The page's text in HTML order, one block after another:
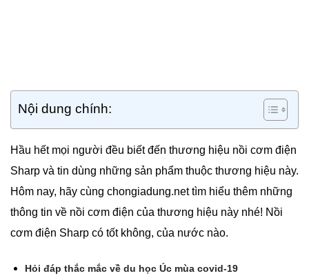
Nội dung chính:
Hầu hết mọi người đều biết đến thương hiệu nồi cơm điện
Sharp và tin dùng những sản phẩm thuộc thương hiệu này.
Hôm nay, hãy cùng chongiadung.net tìm hiểu thêm những
thông tin về nồi cơm điện của thương hiệu này nhé! Nồi
cơm điện Sharp có tốt không, của nước nào.
Hỏi đáp thắc mắc về du học Úc mùa covid-19